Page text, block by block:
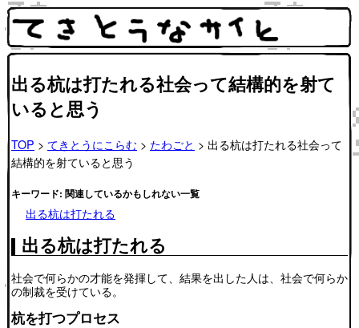
出る杭は打たれる社会って結構的を射て
いると思う
TOP > てきとうにこらむ > たわごと > 出る杭は打たれる社会って
結構的を射ていると思う
キーワード: 関連しているかもしれない一覧
出る杭は打たれる
出る杭は打たれる
社会で何らかの才能を発揮して、結果を出した人は、社会で何らか
の制裁を受けている。
杭を打つプロセス